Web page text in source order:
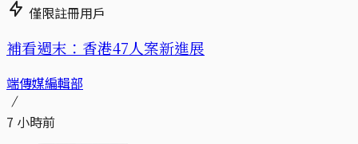
僅限註冊用戶
補看週末：香港47人案新進展
端傳媒編輯部
7 小時前